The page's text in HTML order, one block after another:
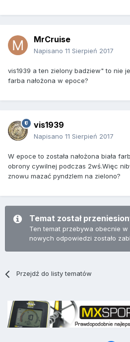
MrCruise
Napisano 11 Sierpień 2017
vis1939 a ten zielony badziew" to nie
farba nałożona w epoce?
vis1939
Napisano 11 Sierpień 2017
W epoce to została nałożona biała
obrony cywilnej podczas 2wś.Więc
znowu mazać pyndzlem na zielono?
Temat został
Ten temat przebywa obecnie
nowych odpowiedzi zostało
Przejdź do listy tematów